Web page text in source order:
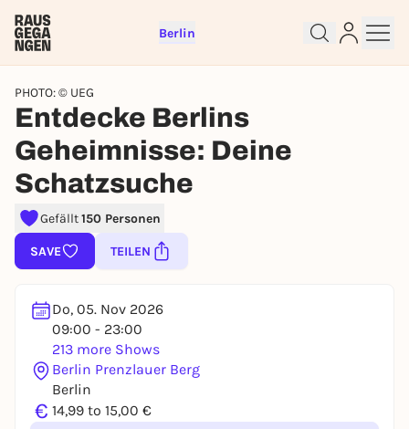
Berlin
PHOTO: © UEG
Entdecke Berlins
Geheimnisse: Deine
Schatzsuche
Gefällt150 Personen
SAVE TEILEN
Do, 05. Nov 2026
09:00 - 23:00
213 more Shows
Berlin Prenzlauer Berg
Berlin
€ 14,99 to 15,00 €
Sign up for free and get started
right away
lotteries, you need a free Rausgegangen account.
REGISTER FOR FREE NOW
You already have an account?